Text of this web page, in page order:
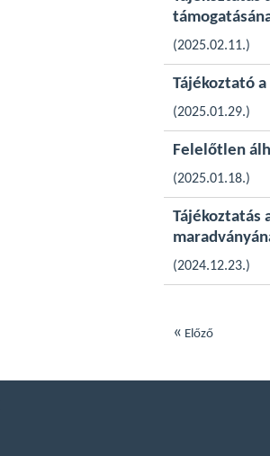
(2025.02.11.)
Tájékoztató
(2025.01.29.)
Felelőtlen
(2025.01.18.)
Tájékoztatás
(2024.12.23.)
« Előző